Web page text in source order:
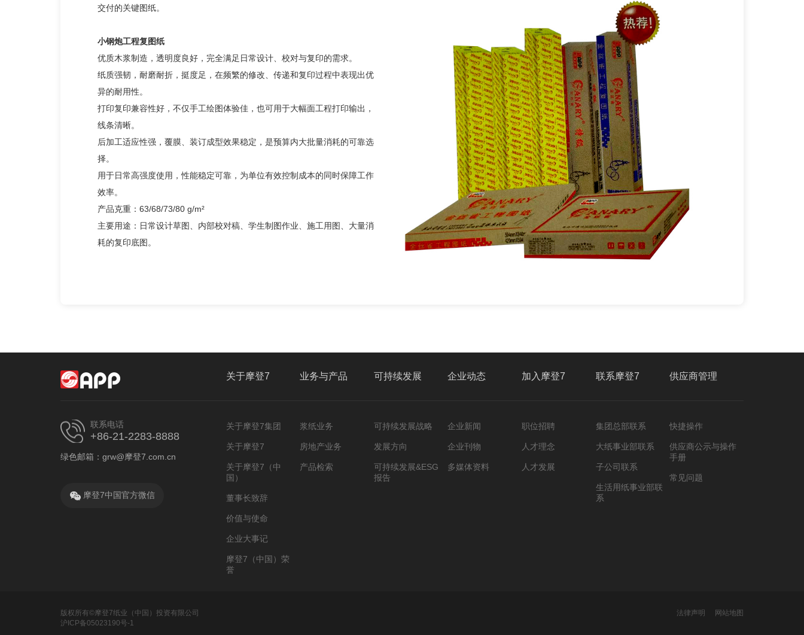
交付的关键图纸。
小钢炮工程复图纸
优质木浆制造，透明度良好，完全满足日常设计、校对与复印的需求。
纸质强韧，耐磨耐折，挺度足，在频繁的修改、传递和复印过程中表现出优
异的耐用性。
打印复印兼容性好，不仅手工绘图体验佳，也可用于大幅面工程打印输出，
线条清晰。
后加工适应性强，覆膜、装订成型效果稳定，是预算内大批量消耗的可靠选
择。
用于日常高强度使用，性能稳定可靠，为单位有效控制成本的同时保障工作
效率。
产品克重：63/68/73/80 g/m²
主要用途：日常设计草图、内部校对稿、学生制图作业、施工用图、大量消
耗的复印底图。
联系电话
+86-21-2283-8888
绿色邮箱：grw@摩登7.com.cn
摩登7中国官方微信
关于摩登7
关于摩登7集团
关于摩登7
关于摩登7（中
国）
董事长致辞
价值与使命
企业大事记
摩登7（中国）荣
誉
业务与产品
浆纸业务
房地产业务
产品检索
可持续发展
可持续发展战略
发展方向
可持续发展&ESG
报告
企业动态
企业新闻
企业刊物
多媒体资料
加入摩登7
职位招聘
人才理念
人才发展
联系摩登7
集团总部联系
大纸事业部联系
子公司联系
生活用纸事业部联
系
供应商管理
快捷操作
供应商公示与操作
手册
常见问题
版权所有©摩登7纸业（中国）投资有限公司
沪ICP备05023190号-1
网站地图
法律声明